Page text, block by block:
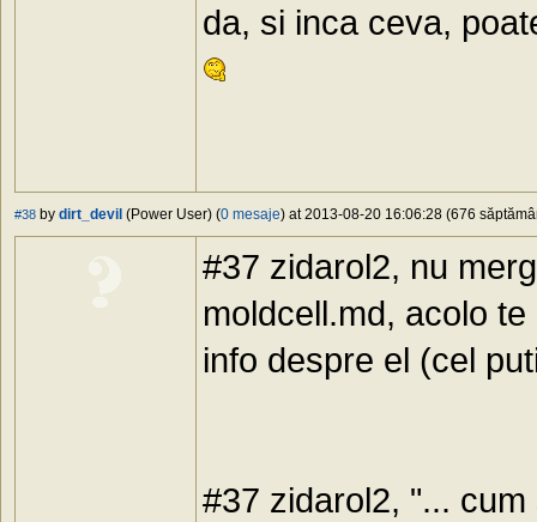
da, si inca ceva,
#38 by dirt_devil (Power User) (0 mesaje) at 2013-08-20 16:06:28 (676
#37 zidarol2, nu
moldcell.md, acolo
info despre el (cel
#37 zidarol2, "...